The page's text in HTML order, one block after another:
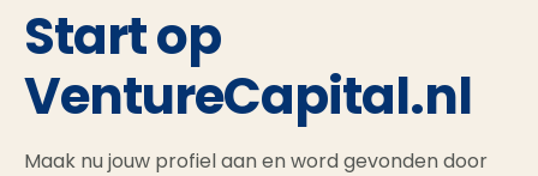
Start op
VentureCapital.nl
Maak nu jouw profiel aan en word gevonden door